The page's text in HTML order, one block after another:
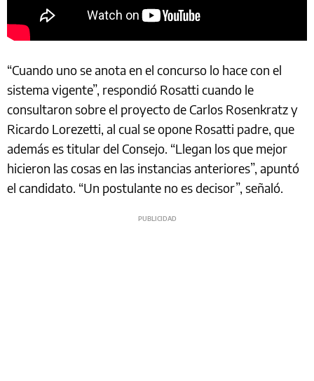
“Cuando uno se anota en el concurso lo hace con el
sistema vigente”, respondió Rosatti cuando le
consultaron sobre el proyecto de Carlos Rosenkratz y
Ricardo Lorezetti, al cual se opone Rosatti padre, que
además es titular del Consejo. “Llegan los que mejor
hicieron las cosas en las instancias anteriores”, apuntó
el candidato. “Un postulante no es decisor”, señaló.